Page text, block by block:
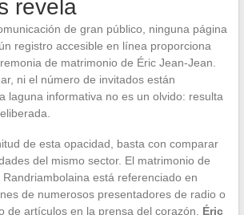
revela
de gran público, ninguna página
registro accesible en línea proporciona
de matrimonio de Éric Jean-Jean.
ni el número de invitados están
laguna informativa no es un olvido: resulta
de esta opacidad, basta con comparar
del mismo sector. El matrimonio de
está referenciado en
de numerosos presentadores de radio o
de artículos en la prensa del corazón. Éric